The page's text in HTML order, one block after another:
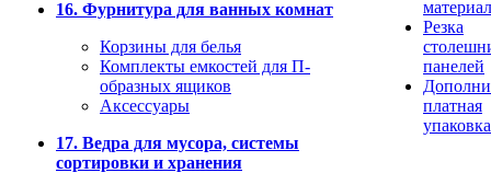
16. Фурнитура для ванных комнат
Корзины для белья
Комплекты емкостей для П-
образных ящиков
Аксессуары
17. Ведра для мусора, системы
сортировки и хранения
Резка
панелей
платная
упаковка